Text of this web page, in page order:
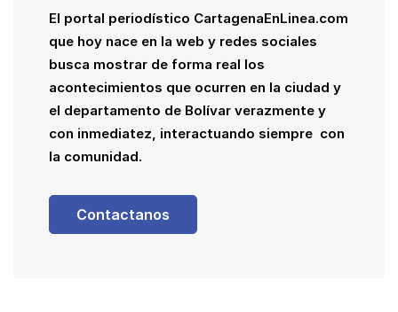
El portal periodístico CartagenaEnLinea.com
que hoy nace en la web y redes sociales
busca mostrar de forma real los
acontecimientos que ocurren en la ciudad y
el departamento de Bolívar verazmente y
con inmediatez, interactuando siempre con
la comunidad.
Contactanos